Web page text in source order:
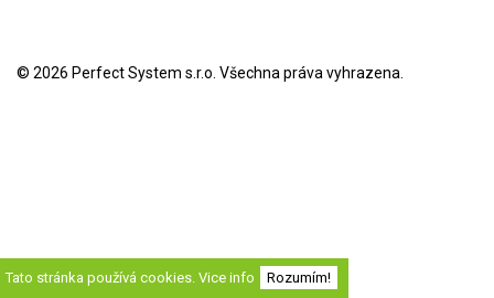
Tato stránka používá cookies. Vice info Rozumím!
© 2026 Perfect System s.r.o . Všechna práva vyhrazena.